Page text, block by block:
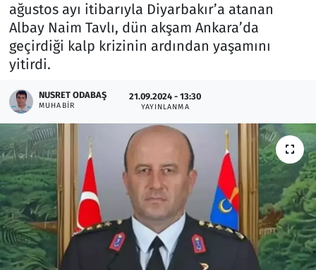
ağustos ayı itibarıyla Diyarbakır’a atanan
Albay Naim Tavlı, dün akşam Ankara’da
geçirdiği kalp krizinin ardından yaşamını
yitirdi.
NUSRET ODABAŞ
MUHABIR
21.09.2024 - 13:30
YAYINLANMA
Lezzet Durağı
Memur ve Kamu
Otomobil
Oyun
Ramazan
Resmi İlanlar
Rüya Tabirleri